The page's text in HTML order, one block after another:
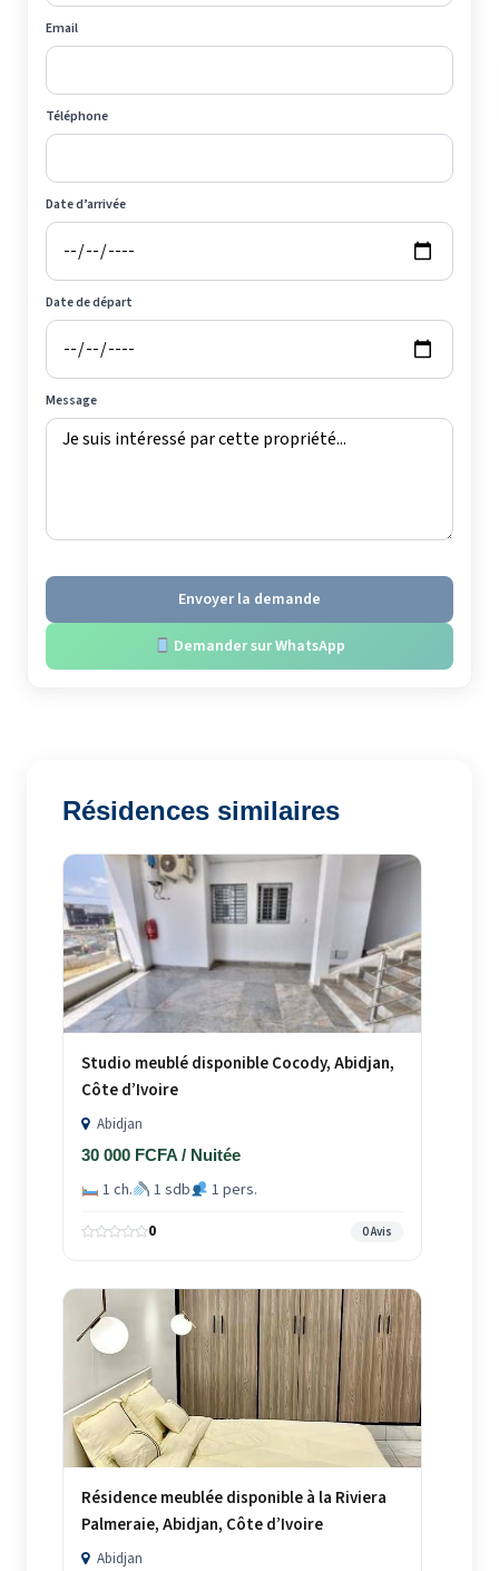
Email
Téléphone
Date d’arrivée
Date de départ
Message
Envoyer la demande
Demander sur WhatsApp
Résidences similaires
Studio meublé disponible Cocody, Abidjan,
Côte d’Ivoire
Abidjan
30 000 FCFA / Nuitée
1 ch. 1 sdb 1 pers.
0 0 Avis
Résidence meublée disponible à la Riviera
Palmeraie, Abidjan, Côte d’Ivoire
Abidjan